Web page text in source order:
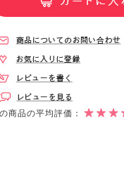
商品の平均評価：